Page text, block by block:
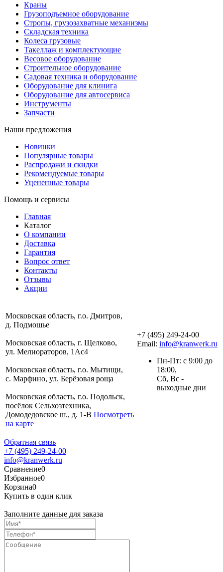
Краны
Грузоподъемное оборудование
Стропы, грузозахватные механизмы
Складская техника
Колеса грузовые
Такеллаж и комплектующие
Весовое оборудование
Строительное оборудование
Садовая техника и оборудование
Оборудование для клинига
Оборудование для автосервиса
Инструменты
Запчасти
Наши предложения
Новинки
Популярные товары
Распродажи и скидки
Рекомендуемые товары
Уцененные товары
Помощь и сервисы
Главная
Каталог
О компании
Доставка
Гарантия
Вопрос ответ
Контакты
Отзывы
Акции
Московская область, г.о. Дмитров,
д. Подмошье
Московская область, г. Щелково,
ул. Мелиораторов, 1Ас4
Московская область, г.о. Мытищи,
с. Марфино, ул. Берёзовая роща
Московская область, г.о. Подольск,
посёлок Сельхозтехника,
Домодедовское ш., д. 1-В Посмотреть
на карте
+7 (495) 249-24-00
Email: info@kranwerk.ru
Пн-Пт: с 9:00 до
18:00,
Сб, Вс -
выходные дни
Обратная связь
+7 (495) 249-24-00
info@kranwerk.ru
Сравнение0
Избранное0
Корзина0
Купить в один клик
Заполните данные для заказа